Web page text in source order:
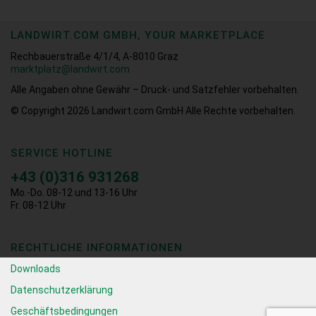
LANDWIRT.COM GMBH, YOUR MARKETPLACE
Rechbauerstraße 4/1/4, A-8010 Graz
marktplatz@landwirt.com
Alle Angaben ohne Gewähr – Druck- und Satzfehler vorbehalten.
© Copyright 2026 Landwirt.com GmbH Alle Rechte vorbehalten.
SERVICE HOTLINE
+43 (0)316 931268
Mo.-Do. 08-12 und 13-16 Uhr
Fr. 08-12 Uhr
RECHTLICHE INFORMATIONEN
Downloads
Datenschutzerklärung
Geschäftsbedingungen